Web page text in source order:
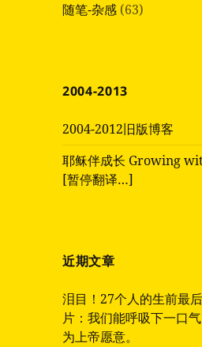
随笔-杂感 (63)
2004-2013
2004-2012旧版博客
耶稣伴成长 Growing
[暂停翻译…]
近期文章
泪目！27个人的生前最
片：我们能呼吸下一口
为上帝愿意。